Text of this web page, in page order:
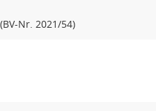
Nr. 2021/54)